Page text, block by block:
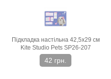
Підкладка настільна 42,5х29 см
Kite Studio Pets SP26-207
42 грн.